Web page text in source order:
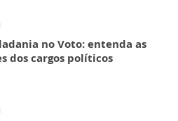
no Voto: entenda as
dos cargos políticos